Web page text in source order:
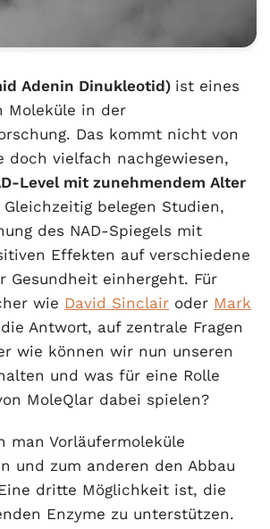
Adenin Dinukleotid) ist eines
Moleküle in der
Das kommt nicht von
doch vielfach nachgewiesen,
Level mit zunehmendem Alter
Gleichzeitig belegen Studien,
des NAD-Spiegels mit
Effekten auf verschiedene
Gesundheit einhergeht. Für
wie David Sinclair oder Mark
Antwort, auf zentrale Fragen
wie können wir nun unseren
und was für eine Rolle
MoleQlar dabei spielen?
man Vorläufermoleküle
und zum anderen den Abbau
dritte Möglichkeit ist, die
Enzyme zu unterstützen.